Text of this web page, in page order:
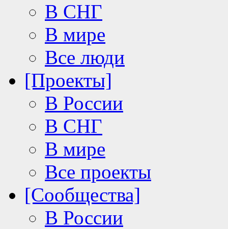
В СНГ
В мире
Все люди
[Проекты]
В России
В СНГ
В мире
Все проекты
[Сообщества]
В России